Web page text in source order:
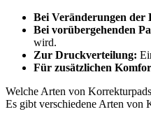
Bei Veränderungen der
Bei vorübergehenden
wird.
Zur Druckverteilung:
Für zusätzlichen
Welche Arten von
Es gibt verschiedene Arten von